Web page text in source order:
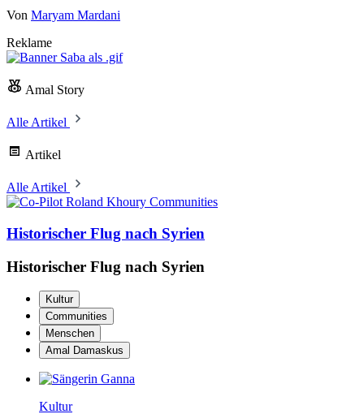
Von Maryam Mardani
Reklame
Amal Story
Alle Artikel
Artikel
Alle Artikel
Communities
Historischer Flug nach Syrien
Historischer Flug nach Syrien
Kultur
Communities
Menschen
Amal Damaskus
Kultur